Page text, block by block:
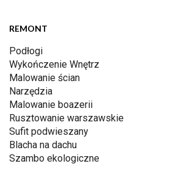
REMONT
Podłogi
Wykończenie Wnętrz
Malowanie ścian
Narzędzia
Malowanie boazerii
Rusztowanie warszawskie
Sufit podwieszany
Blacha na dachu
Szambo ekologiczne